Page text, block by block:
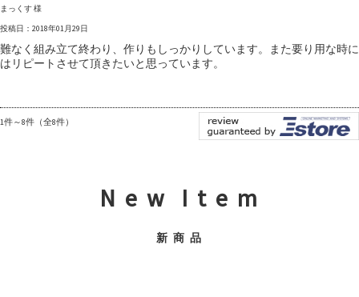
まっくす 様
投稿日：2018年01月29日
難なく組み立て終わり、作りもしっかりしています。また要り用な時に
はリピートさせて頂きたいと思っています。
1件～8件（全8件）
N e w I t e m
新 商 品